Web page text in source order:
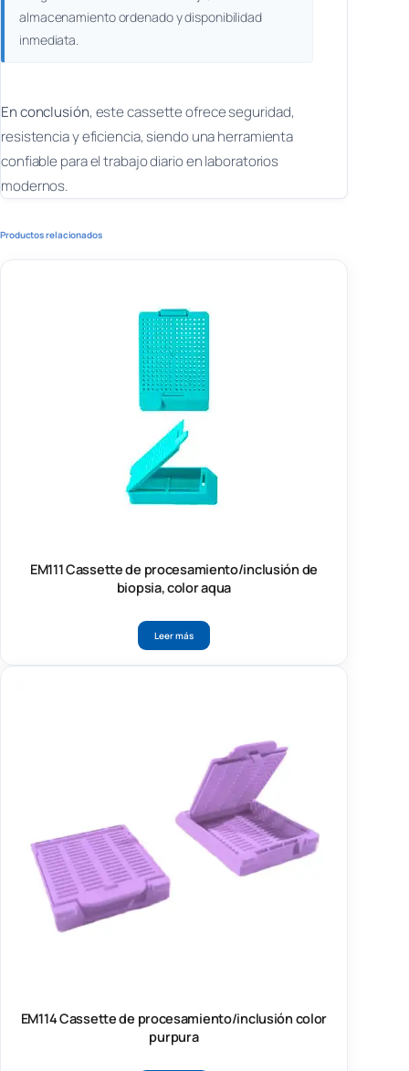
almacenamiento ordenado y disponibilidad
inmediata.
En conclusión, este cassette ofrece seguridad,
resistencia y eficiencia, siendo una herramienta
confiable para el trabajo diario en laboratorios
modernos.
Productos relacionados
EM111 Cassette de procesamiento/inclusión de
biopsia, color aqua
Leer más
EM114 Cassette de procesamiento/inclusión color
purpura